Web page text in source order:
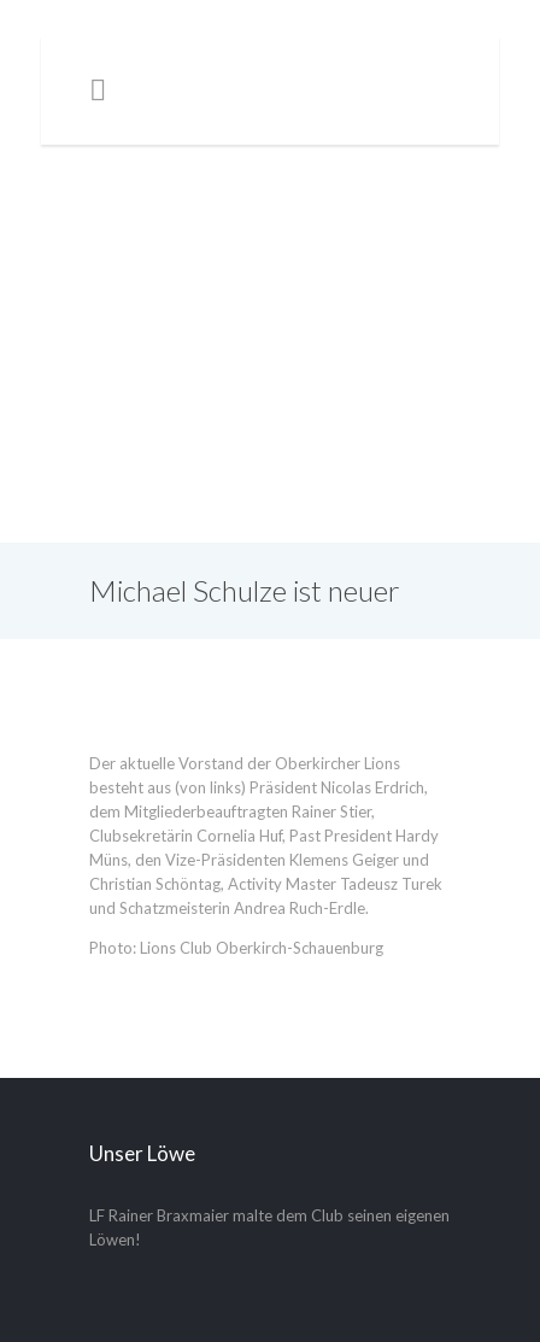
Michael Schulze ist neuer
Der aktuelle Vorstand der Oberkircher Lions
besteht aus (von links) Präsident Nicolas Erdrich,
dem Mitgliederbeauftragten Rainer Stier,
Clubsekretärin Cornelia Huf, Past President Hardy
Müns, den Vize-Präsidenten Klemens Geiger und
Christian Schöntag, Activity Master Tadeusz Turek
und Schatzmeisterin Andrea Ruch-Erdle.
Photo: Lions Club Oberkirch-Schauenburg
Unser Löwe
LF Rainer Braxmaier malte dem Club seinen eigenen
Löwen!